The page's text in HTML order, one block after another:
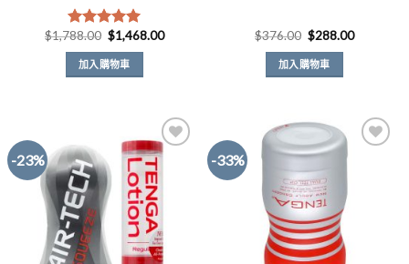
評分 5.00
滿分 5
$1,788.00 原
始
價
格：
$1,788.00。
$1,468.00目
加入購物車
$376.00 原
始
價
格：
$376.00。
$288.00目
加入購物車
-23%
Add to
Wishlist
-33%
Wishlist